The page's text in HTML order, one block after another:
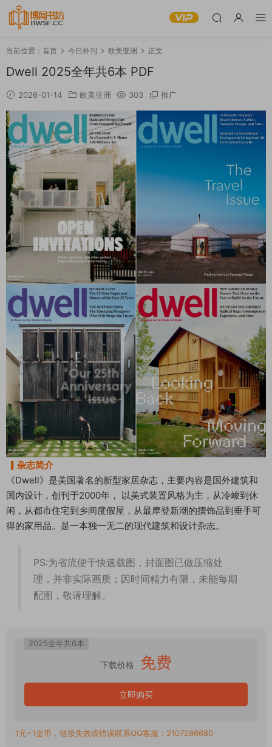
当前位置： 首页 今日外刊 欧美亚洲 正文
Dwell 2025全年共6本 PDF
2026-01-14 欧美亚洲 303 推广
▎杂志简介
《Dwell》是美国著名的新型家居杂志，主要内容是国外建筑和
国内设计，创刊于2000年， 以美式装置风格为主，从冷峻到休
闲，从都市住宅到乡间度假屋，从最摩登新潮的摆饰品到垂手可
得的家用品。是一本独一无二的现代建筑和设计杂志。
PS:为省流便于快速载图，封面图已做压缩处
理，并非实际画质；因时间精力有限，未能每期
配图，敬请理解。
2025全年共6本
下载价格 免费
立即购买
1元=1金币，链接失效或错误联系QQ客服：2107286680